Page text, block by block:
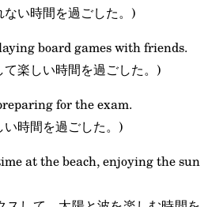
い時間を過ごした。)
board games with friends.
楽しい時間を過ごした。)
for the exam.
時間を過ごした。)
at the beach, enjoying the sun